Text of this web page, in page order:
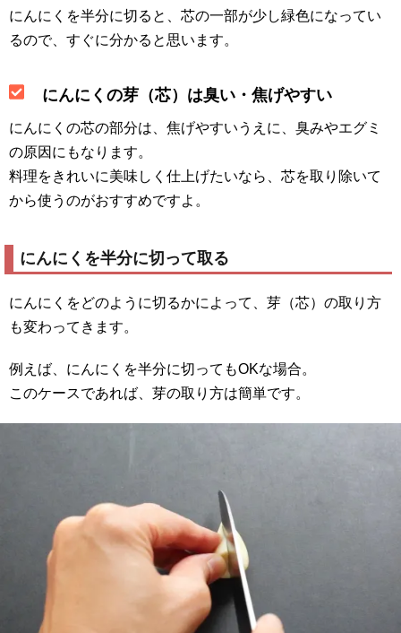
にんにくを半分に切ると、芯の一部が少し緑色になってい
るので、すぐに分かると思います。
にんにくの芽（芯）は臭い・焦げやすい
にんにくの芯の部分は、焦げやすいうえに、臭みやエグミ
の原因にもなります。
料理をきれいに美味しく仕上げたいなら、芯を取り除いて
から使うのがおすすめですよ。
にんにくを半分に切って取る
にんにくをどのように切るかによって、芽（芯）の取り方
も変わってきます。
例えば、にんにくを半分に切ってもOKな場合。
このケースであれば、芽の取り方は簡単です。